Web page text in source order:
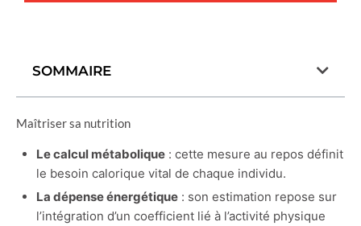
SOMMAIRE
Maîtriser sa nutrition
Le calcul métabolique : cette mesure au repos définit
le besoin calorique vital de chaque individu.
La dépense énergétique : son estimation repose sur
l’intégration d’un coefficient lié à l’activité physique